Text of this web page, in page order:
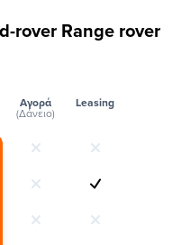
rover Range rover
Αγορά
(Δάνειο)
Leasing